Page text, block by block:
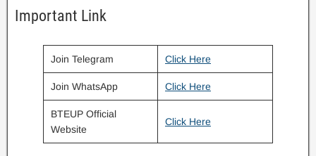
Important Link
Join Telegram Click Here
Join WhatsApp Click Here
BTEUP Official
Website
Click Here